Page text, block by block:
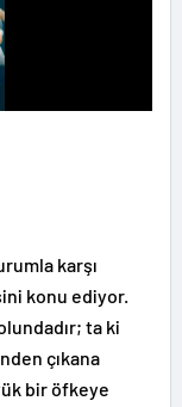
karşı
konu ediyor.
ta ki
çıkana
bir öfkeye